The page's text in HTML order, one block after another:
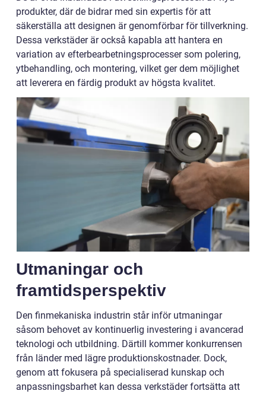
produkter, där de bidrar med sin expertis för att
säkerställa att designen är genomförbar för tillverkning.
Dessa verkstäder är också kapabla att hantera en
variation av efterbearbetningsprocesser som polering,
ytbehandling, och montering, vilket ger dem möjlighet
att leverera en färdig produkt av högsta kvalitet.
Utmaningar och
framtidsperspektiv
Den finmekaniska industrin står inför utmaningar
såsom behovet av kontinuerlig investering i avancerad
teknologi och utbildning. Därtill kommer konkurrensen
från länder med lägre produktionskostnader. Dock,
genom att fokusera på specialiserad kunskap och
anpassningsbarhet kan dessa verkstäder fortsätta att